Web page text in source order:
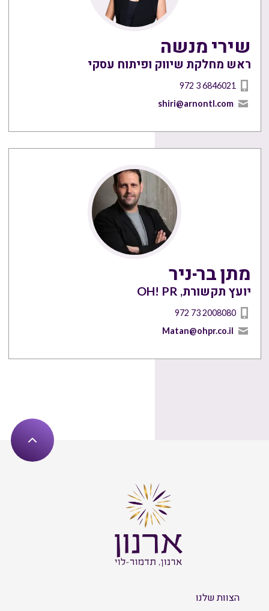
שירי מנשה
ראש מחלקת שיווק ופיתוח עסקי
972 3 6846021
shiri@arnontl.com
מתן בר-ניר
יועץ תקשורת, OH! PR
972 73 2008080
Matan@ohpr.co.il
הצוות שלנו